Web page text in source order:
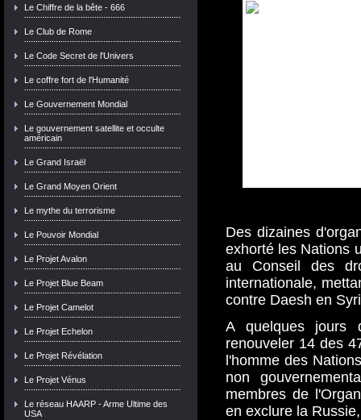
Le Chiffre de la bête - 666
Le Club de Rome
Le Code Secret de l'Univers
Le coffre fort de l'Humanité
Le Gouvernement Mondial
Le gouvernement satellite et occulte
américain
Le Grand Israël
Le Grand Moyen Orient
Le mythe du terrorisme
Le Pouvoir Mondial
Le Projet Avalon
Le Projet Blue Beam
Le Projet Camelot
Le Projet Echelon
Le Projet Révélation
Le Projet Vénus
Le réseau HAARP - Arme Ultime des
USA
Des dizaines
exhorté les Nations
au Conseil des
internationale,
contre Daesh en
A quelques jours
renouveler 14 des
l'homme des
non
membres de
en exclure la